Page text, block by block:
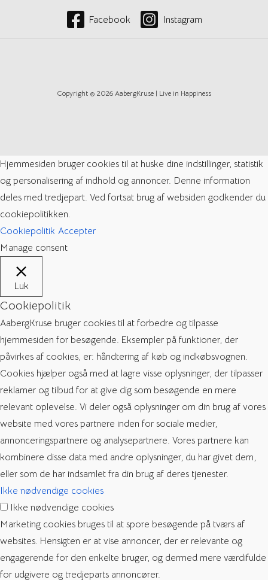
Facebook Instagram
Copyright © 2026 AabergKruse | Live in Happiness
Hjemmesiden bruger cookies til at huske dine indstillinger, statistik
og personalisering af indhold og annoncer. Denne information
deles med tredjepart. Ved fortsat brug af websiden godkender du
cookiepolitikken.
Cookiepolitik Accepter
Manage consent
Luk
Cookiepolitik
AabergKruse bruger cookies til at forbedre og tilpasse
hjemmesiden for besøgende. Eksempler på funktioner, der
påvirkes af cookies, er: håndtering af køb og indkøbsvognen.
Cookies hjælper også med at lagre visse oplysninger, der tilpasser
reklamer og tilbud for at give dig som besøgende en mere
relevant oplevelse. Vi deler også oplysninger om din brug af vores
website med vores partnere inden for sociale medier,
annonceringspartnere og analysepartnere. Vores partnere kan
kombinere disse data med andre oplysninger, du har givet dem,
eller som de har indsamlet fra din brug af deres tjenester.
Ikke nødvendige cookies
Ikke nødvendige cookies
Marketing cookies bruges til at spore besøgende på tværs af
websites. Hensigten er at vise annoncer, der er relevante og
engagerende for den enkelte bruger, og dermed mere værdifulde
for udgivere og tredjeparts annoncører.